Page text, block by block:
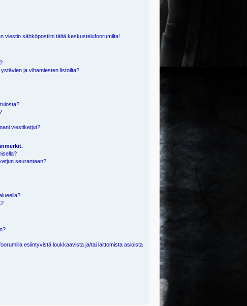
viestin sähköpostiini tältä keskustelufoorumilta!
ja vihamiesten listoilta?
viestiketjut?
seurantaan?
esiintyvistä loukkaavista ja/tai laittomista asioista